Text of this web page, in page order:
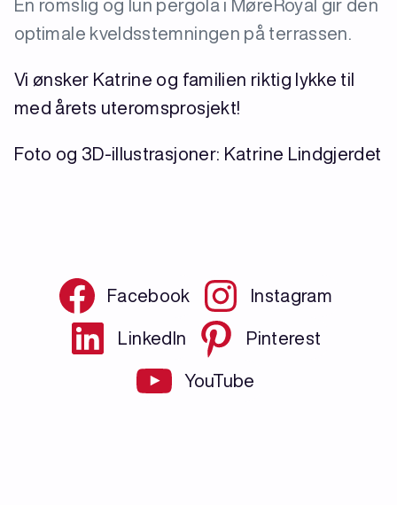
En romslig og lun pergola i MøreRoyal gir den
optimale kveldsstemningen på terrassen.
Vi ønsker Katrine og familien riktig lykke til
med årets uteromsprosjekt!
Foto og 3D-illustrasjoner: Katrine Lindgjerdet
Facebook Instagram
LinkedIn Pinterest
YouTube